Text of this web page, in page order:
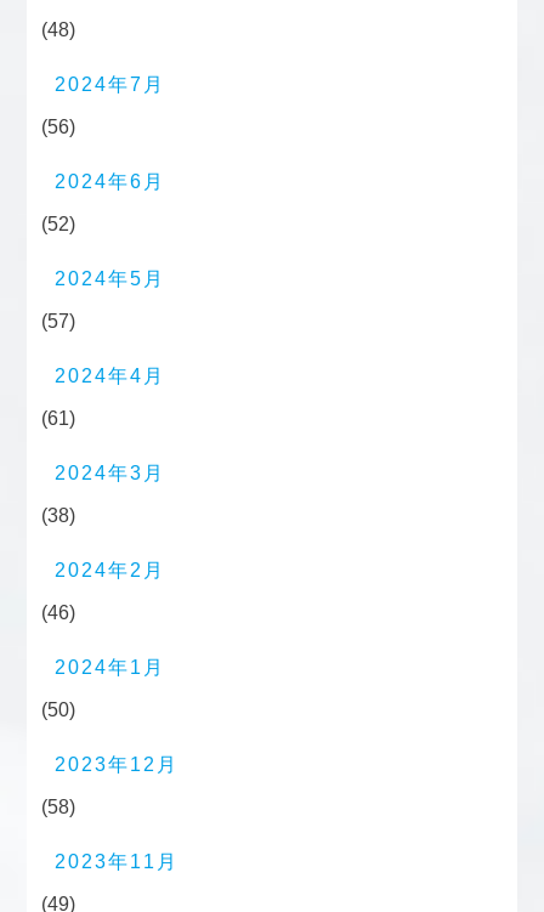
(48)
2024年7月
(56)
2024年6月
(52)
2024年5月
(57)
2024年4月
(61)
2024年3月
(38)
2024年2月
(46)
2024年1月
(50)
2023年12月
(58)
2023年11月
(49)